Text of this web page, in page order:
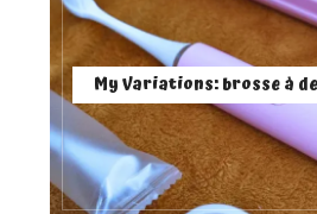
My Variations: brosse à